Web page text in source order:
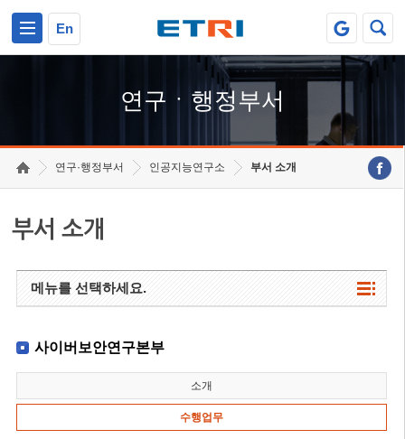
En
연구ㆍ행정부서
연구·행정부서 인공지능연구소 부서 소개
부서 소개
메뉴를 선택하세요.
사이버보안연구본부
소개
수행업무